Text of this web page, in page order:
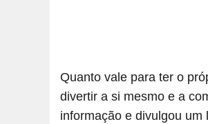
Quanto vale para ter o
divertir a si mesmo e a
informação e divulgou um